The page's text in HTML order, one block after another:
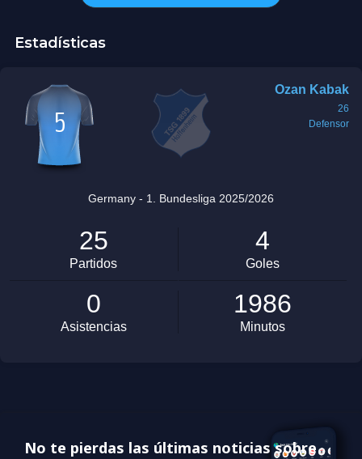
Estadísticas
No te pierdas las últimas noticias sobre